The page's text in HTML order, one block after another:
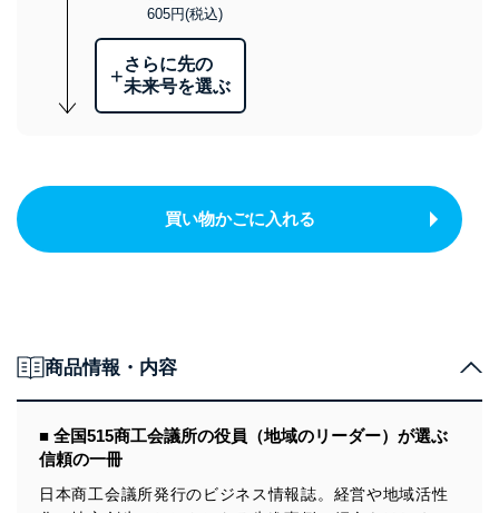
605円(税込)
+さらに先の
未来号を選ぶ
買い物かごに入れる
商品情報・内容
■ 全国515商工会議所の役員（地域のリーダー）が選ぶ
信頼の一冊
日本商工会議所発行のビジネス情報誌。経営や地域活性